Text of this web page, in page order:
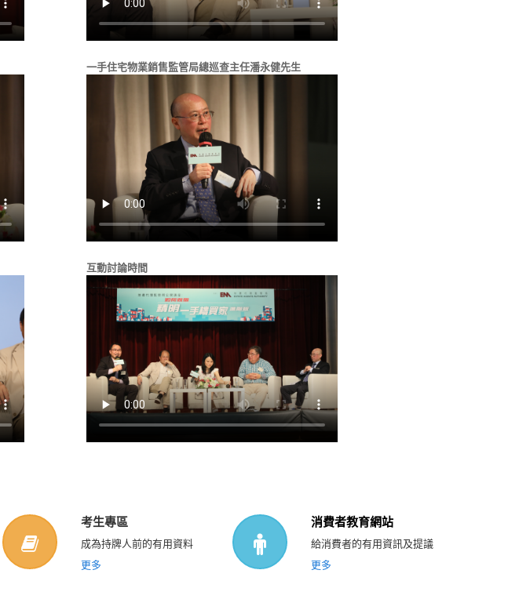
一手住宅物業銷售監管局總巡查主任潘永健先生
互動討論時間
考生專區
成為持牌人前的有用資料
更多
消費者教育網站
給消費者的有用資訊及提議
更多